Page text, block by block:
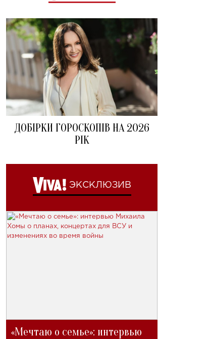
ДОБІРКИ ГОРОСКОПІВ НА 2026
РІК
ЭКСКЛЮЗИВ
«Мечтаю о семье»: интервью